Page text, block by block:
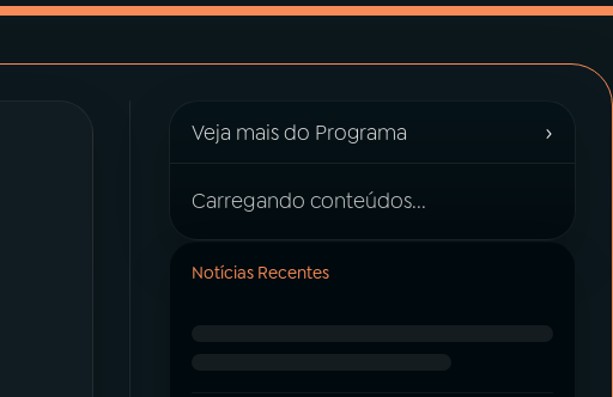
Veja mais do Programa ›
Carregando conteúdos...
Notícias Recentes